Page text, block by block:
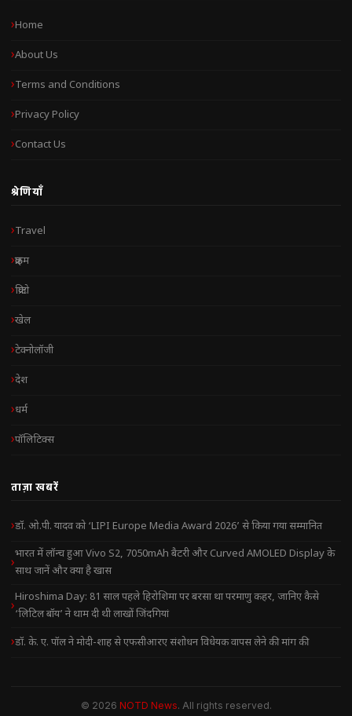
Home
About Us
Terms and Conditions
Privacy Policy
Contact Us
श्रेणियाँ
Travel
क्राइम
क्रिप्टो
खेल
टेक्नोलॉजी
देश
धर्म
पॉलिटिक्स
ताज़ा खबरें
डॉ. ओ.पी. यादव को ‘LIPI Europe Media Award 2026’ से किया गया सम्मानित
भारत में लॉन्च हुआ Vivo S2, 7050mAh बैटरी और Curved AMOLED Display के
साथ जानें और क्या है खास
Hiroshima Day: 81 साल पहले हिरोशिमा पर बरसा था परमाणु कहर, जानिए कैसे
‘लिटिल बॉय’ ने थाम दी थी लाखों जिंदगियां
डॉ. के. ए. पॉल ने मोदी-शाह से एफसीआरए संशोधन विधेयक वापस लेने की मांग की
© 2026 NOTD News. All rights reserved.